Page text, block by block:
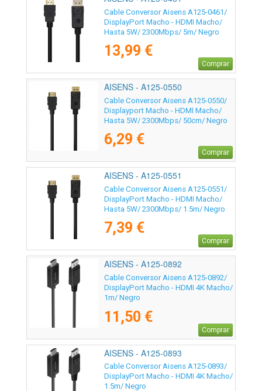
Cable Conversor Aisens A125-0461/
DisplayPort Macho - HDMI Macho/
Hasta 5W/ 2300Mbps/ 5m/ Negro
13,99 €
Comprar
AISENS - A125-0550
Cable Conversor Aisens A125-0550/
Displayport Macho - HDMI Macho/
Hasta 5W/ 2300Mbps/ 50cm/ Negro
6,29 €
Comprar
AISENS - A125-0551
Cable Conversor Aisens A125-0551/
DisplayPort Macho - HDMI Macho/
Hasta 5W/ 2300Mbps/ 1.5m/ Negro
7,39 €
Comprar
AISENS - A125-0892
Cable Conversor Aisens A125-0892/
DisplayPort Macho - HDMI 4K Macho/
1m/ Negro
11,50 €
Comprar
AISENS - A125-0893
Cable Conversor Aisens A125-0893/
DisplayPort Macho - HDMI 4K Macho/
1.5m/ Negro